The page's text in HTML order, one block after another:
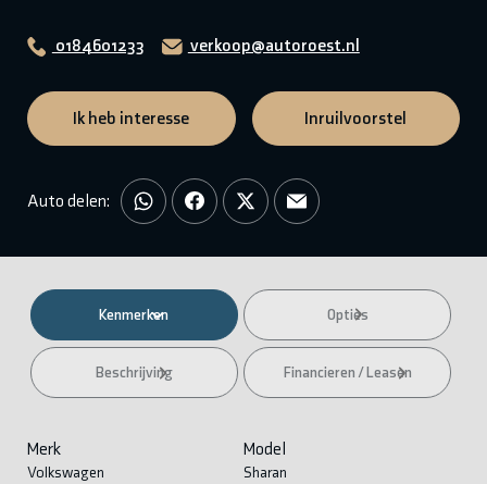
0184601233 verkoop@autoroest.nl
Ik heb interesse Inruilvoorstel
Auto delen:
Kenmerken Opties
Beschrijving Financieren / Leasen
Merk
Volkswagen
Model
Sharan